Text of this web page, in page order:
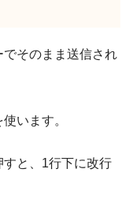
でそのまま送信され
使います。
すと、1行下に改行